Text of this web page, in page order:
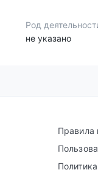
Род
не указано
Правила